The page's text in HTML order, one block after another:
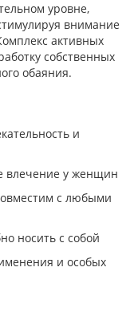
уровне,
внимание
активных
собственных
обаяния.
и
влечение у женщин
с любыми
носить с собой
и особых